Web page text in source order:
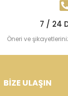
7 / 24
Öneri ve
BİZE ULAŞIN